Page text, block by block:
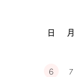
日 月
6
7